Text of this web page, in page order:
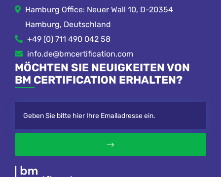
Hamburg Office: Neuer Wall 10, D-20354
Hamburg, Deutschland
+49 (0) 711 490 042 58
info.de@bmcertification.com
MÖCHTEN SIE NEUIGKEITEN VON
BM CERTIFICATION ERHALTEN?